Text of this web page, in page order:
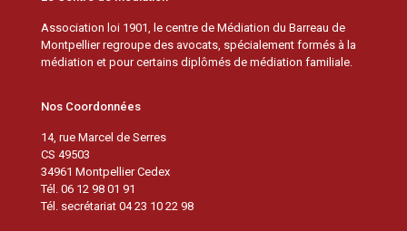
Association loi 1901, le centre de Médiation du Barreau de
Montpellier regroupe des avocats, spécialement formés à la
médiation et pour certains diplômés de médiation familiale.
Nos Coordonnées
14, rue Marcel de Serres
CS 49503
34961 Montpellier Cedex
Tél. 06 12 98 01 91
Tél. secrétariat 04 23 10 22 98